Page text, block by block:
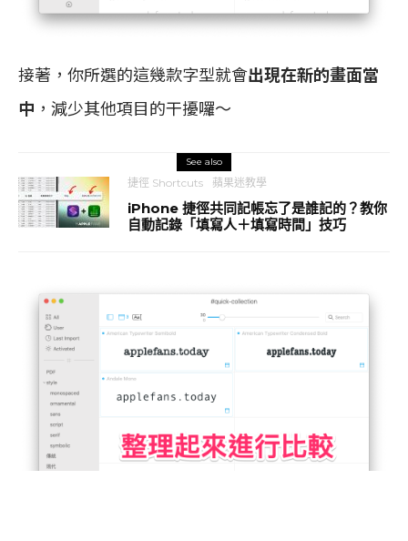
接著，你所選的這幾款字型就會出現在新的畫面當
中 ，減少其他項目的干擾囉～
See also
捷徑 Shortcuts 蘋果迷教學
iPhone 捷徑共同記帳忘了是誰記的？教你
自動記錄「填寫人＋填寫時間」技巧